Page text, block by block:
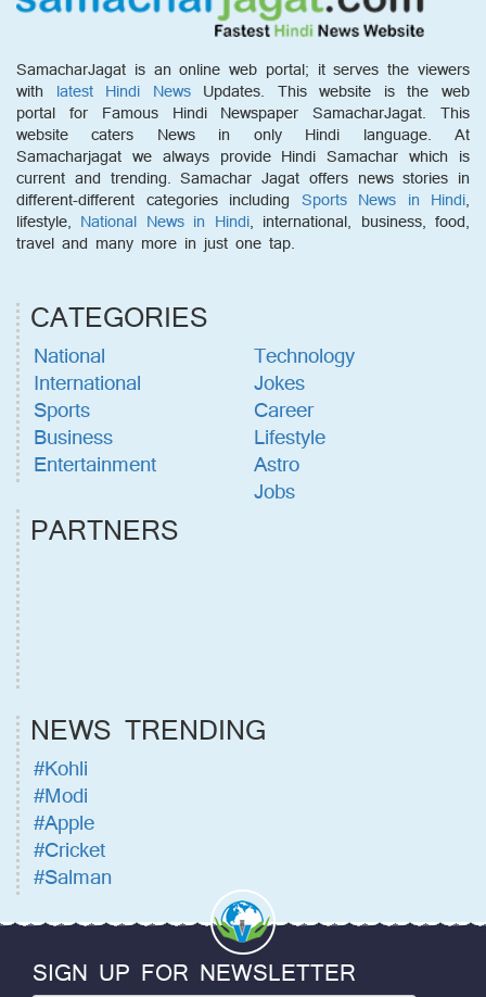
SamacharJagat is an online web portal; it serves the viewers
with latest Hindi NewsUpdates. This website is the web
portal for Famous Hindi Newspaper SamacharJagat. This
website caters News in only Hindi language. At
Samacharjagat we always provide Hindi Samachar which is
current and trending. Samachar Jagat offers news stories in
different-different categories including Sports News in Hindi,
lifestyle, National News in Hindi, international, business, food,
travel and many more in just one tap.
CATEGORIES
National
International
Sports
Business
Entertainment
Technology
Jokes
Career
Lifestyle
Astro
Jobs
PARTNERS
NEWS TRENDING
#Kohli
#Modi
#Apple
#Cricket
#Salman
SIGN UP FOR NEWSLETTER